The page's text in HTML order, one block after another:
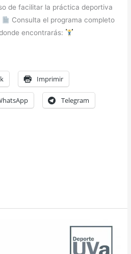
de facilitar la práctica deportiva
Consulta el programa completo
encontrarás:
Imprimir
Telegram